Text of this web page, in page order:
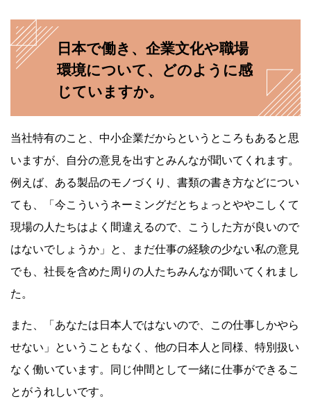
日本で働き、企業文化や職場
環境について、どのように感
じていますか。
当社特有のこと、中小企業だからというところもあると思
いますが、自分の意見を出すとみんなが聞いてくれます。
例えば、ある製品のモノづくり、書類の書き方などについ
ても、「今こういうネーミングだとちょっとややこしくて
現場の人たちはよく間違えるので、こうした方が良いので
はないでしょうか」と、まだ仕事の経験の少ない私の意見
でも、社長を含めた周りの人たちみんなが聞いてくれまし
た。
また、「あなたは日本人ではないので、この仕事しかやら
せない」ということもなく、他の日本人と同様、特別扱い
なく働いています。同じ仲間として一緒に仕事ができるこ
とがうれしいです。